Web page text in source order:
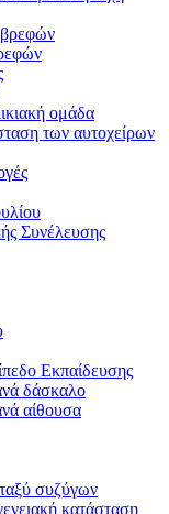
βρεφών
ομάδα
των αυτοχείρων
Συνέλευσης
Εκπαίδευσης
δάσκαλο
αίθουσα
συζύγων
κατάσταση